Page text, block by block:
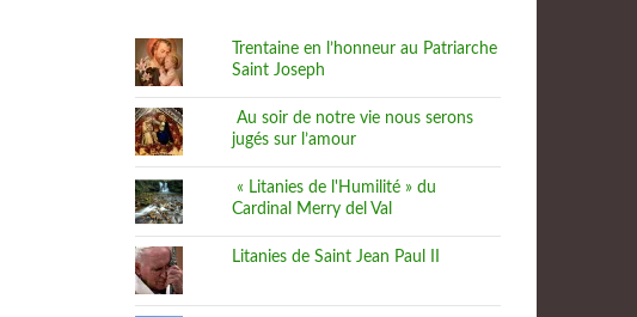
Trentaine en l’honneur au Patriarche
Saint Joseph
Au soir de notre vie nous serons
jugés sur l’amour
« Litanies de l'Humilité » du
Cardinal Merry del Val
Litanies de Saint Jean Paul II